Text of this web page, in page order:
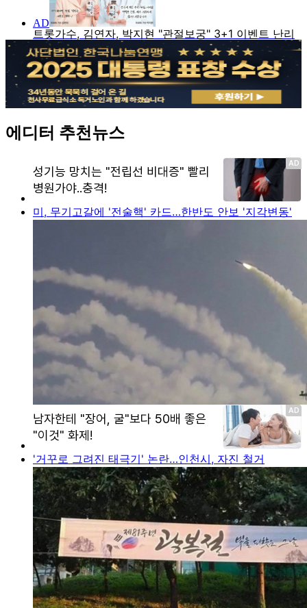
에디터 추천뉴스
미, 무기고갈에 '전술핵' 카드…한반도 안보 '지각변동'
'거꾸로 그려진 태극기' 논란…인천시, 자진 철거